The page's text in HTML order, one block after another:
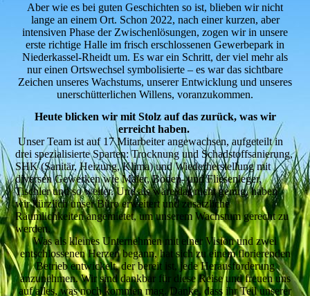
Aber wie es bei guten Geschichten so ist, blieben wir nicht
lange an einem Ort. Schon 2022, nach einer kurzen, aber
intensiven Phase der Zwischenlösungen, zogen wir in unsere
erste richtige Halle im frisch erschlossenen Gewerbepark in
Niederkassel-Rheidt um. Es war ein Schritt, der viel mehr als
nur einen Ortswechsel symbolisierte – es war das sichtbare
Zeichen unseres Wachstums, unserer Entwicklung und unseres
unerschütterlichen Willens, voranzukommen.
Heute blicken wir mit Stolz auf das zurück, was wir
erreicht haben.
Unser Team ist auf 17 Mitarbeiter angewachsen, aufgeteilt in
drei spezialisierte Sparten: Trocknung und Schadstoffsanierung,
SHK (Sanitär, Heizung, Klima) und Wiederherstellung mit
diversen Gewerken wie Maler, Boden- und Fliesenleger,
Tischler und so weiter. Und als wäre das nicht genug, haben
wir kürzlich unser Büro erweitert und zusätzliche
Räumlichkeiten angemietet, um unserem Wachstum gerecht zu
werden.
Was als kleines Unternehmen mit einer Vision und zwei
entschlossenen Herzen begann, hat sich zu einem florierenden
Betrieb entwickelt, der bereit ist, jede Herausforderung
anzunehmen. Wir sind dankbar für diese Reise und freuen uns
auf alles, was noch kommen mag. Danke, dass ihr Teil unserer